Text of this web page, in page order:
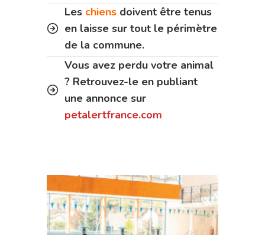
Les chiens doivent être tenus
en laisse sur tout le périmètre
de la commune.
Vous avez perdu votre animal
? Retrouvez-le en publiant
une annonce sur
petalertfrance.com